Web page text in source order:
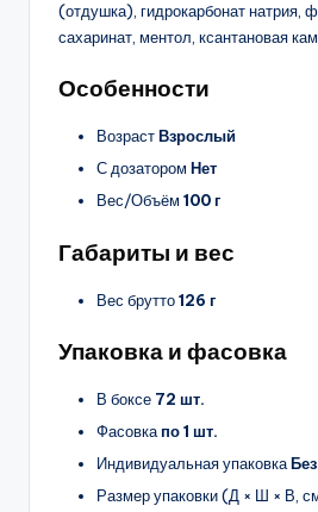
(отдушка), гидрокарбонат натрия,
сахаринат, ментол, ксантановая
Особенности
ВозрастВзрослый
С дозатором Нет
Вес/Объём 100 г
Габариты и вес
Вес брутто126 г
Упаковка и фасовка
В боксе 72 шт.
Фасовкапо 1 шт.
Индивидуальная упаковка
Размер упаковки (Д × Ш × В,